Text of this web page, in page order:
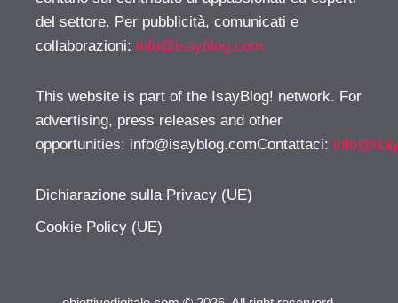
del settore. Per pubblicità, comunicati e
collaborazioni: info@isayblog.com
This website is part of the IsayBlog! network. For
advertising, press releases and other
opportunities: info@isayblog.comContattaci:
Dichiarazione sulla Privacy (UE)
Cookie Policy (UE)